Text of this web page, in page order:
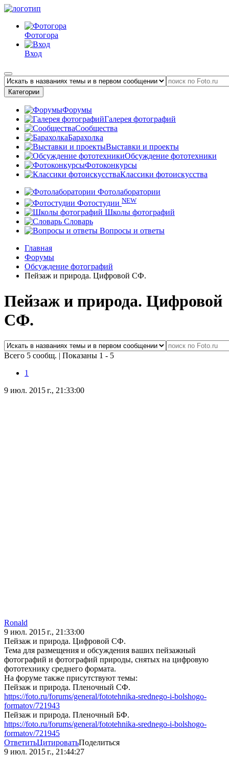
Фотогора
Вход
Категории
Форумы
Галерея фотографий
Сообщества
Барахолка
Выставки и проекты
Обсуждение фототехники
Фотоконкурсы
Классики фотоискусства
Фотолаборатории
Фотостудии NEW
Школы фотографий
Словарь
Вопросы и ответы
Главная
Форумы
Обсуждение фотографий
Пейзаж и природа. Цифровой СФ.
Пейзаж и природа. Цифровой
СФ.
Всего 5 сообщ. | Показаны 1 - 5
1
9 июл. 2015 г., 21:33:00
Ronald
9 июл. 2015 г., 21:33:00
Пейзаж и природа. Цифровой СФ.
Тема для размещения и обсуждения ваших пейзажный
фотографий и фотографий природы, снятых на цифровую
фототехнику среднего формата.
На форуме также присутствуют темы:
Пейзаж и природа. Пленочный СФ.
https://foto.ru/forums/general/fototehnika-srednego-i-bolshogo-
formatov/721943
Пейзаж и природа. Пленочный БФ.
https://foto.ru/forums/general/fototehnika-srednego-i-bolshogo-
formatov/721945
ОтветитьЦитироватьПоделиться
9 июл. 2015 г., 21:44:27